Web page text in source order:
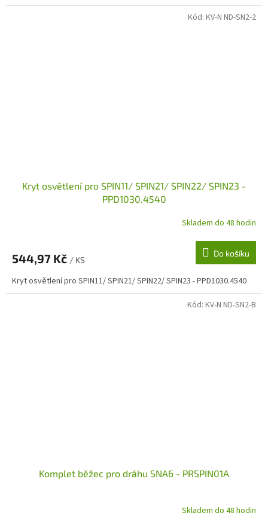
Kryt osvětlení pro SPIN11/ SPIN21/ SPIN22/ SPIN23 -
PPD1030.4540
Skladem do 48 hodin
544,97 Kč / KS
Do košíku
Kryt osvětlení pro SPIN11/ SPIN21/ SPIN22/ SPIN23 - PPD1030.4540
Kód: KV-N ND-SN2-2
Komplet běžec pro dráhu SNA6 - PRSPIN01A
Skladem do 48 hodin
Kód: KV-N ND-SN2-B